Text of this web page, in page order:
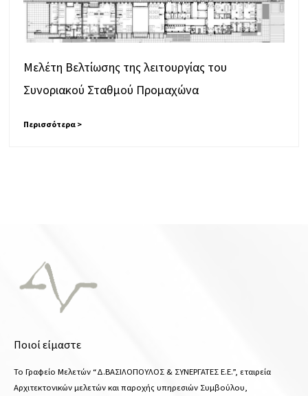
Μελέτη Βελτίωσης της λειτουργίας του
Συνοριακού Σταθμού Προμαχώνα
Περισσότερα >
Ποιοί είμαστε
Το Γραφείο Μελετών “Δ.ΒΑΣΙΛΟΠΟΥΛΟΣ & ΣΥΝΕΡΓΑΤΕΣ Ε.Ε.”, εταιρεία
Αρχιτεκτονικών μελετών και παροχής υπηρεσιών Συμβούλου,